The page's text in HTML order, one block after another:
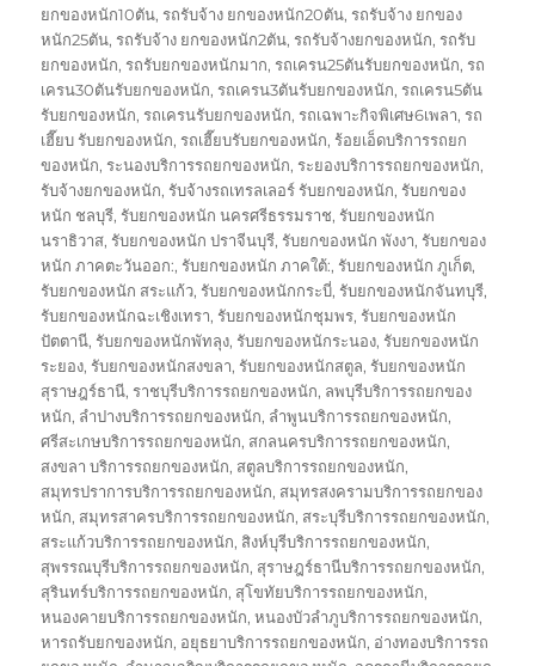
ยกของหนัก10ตัน,รถรับจ้าง ยกของหนัก20ตัน,รถรับจ้าง ยกของ
หนัก25ตัน,รถรับจ้าง ยกของหนัก2ตัน,รถรับจ้างยกของหนัก,รถรับ
ยกของหนัก,รถรับยกของหนักมาก,รถเครน25ตันรับยกของหนัก,รถ
เครน30ตันรับยกของหนัก,รถเครน3ตันรับยกของหนัก,รถเครน5ตัน
รับยกของหนัก,รถเครนรับยกของหนัก,รถเฉพาะกิจพิเศษ6เพลา,รถ
เฮี๊ยบ รับยกของหนัก,รถเฮี๊ยบรับยกของหนัก,ร้อยเอ็ดบริการรถยก
ของหนัก,ระนองบริการรถยกของหนัก,ระยองบริการรถยกของหนัก,
รับจ้างยกของหนัก,รับจ้างรถเทรลเลอร์ รับยกของหนัก,รับยกของ
หนัก ชลบุรี,รับยกของหนัก นครศรีธรรมราช,รับยกของหนัก
นราธิวาส,รับยกของหนัก ปราจีนบุรี,รับยกของหนัก พังงา,รับยกของ
หนัก ภาคตะวันออก:,รับยกของหนัก ภาคใต้:,รับยกของหนัก ภูเก็ต,
รับยกของหนัก สระแก้ว,รับยกของหนักกระบี่,รับยกของหนักจันทบุรี,
รับยกของหนักฉะเชิงเทรา,รับยกของหนักชุมพร,รับยกของหนัก
ปัตตานี,รับยกของหนักพัทลุง,รับยกของหนักระนอง,รับยกของหนัก
ระยอง,รับยกของหนักสงขลา,รับยกของหนักสตูล,รับยกของหนัก
สุราษฎร์ธานี,ราชบุรีบริการรถยกของหนัก, ลพบุรีบริการรถยกของ
หนัก, ลำปางบริการรถยกของหนัก, ลำพูนบริการรถยกของหนัก,
ศรีสะเกษบริการรถยกของหนัก, สกลนครบริการรถยกของหนัก,
สงขลา บริการรถยกของหนัก, สตูลบริการรถยกของหนัก,
สมุทรปราการบริการรถยกของหนัก, สมุทรสงครามบริการรถยกของ
หนัก, สมุทรสาครบริการรถยกของหนัก, สระบุรีบริการรถยกของหนัก,
สระแก้วบริการรถยกของหนัก, สิงห์บุรีบริการรถยกของหนัก,
สุพรรณบุรีบริการรถยกของหนัก, สุราษฎร์ธานีบริการรถยกของหนัก,
สุรินทร์บริการรถยกของหนัก, สุโขทัยบริการรถยกของหนัก,
หนองคายบริการรถยกของหนัก,หนองบัวลำภูบริการรถยกของหนัก,
หารถรับยกของหนัก, อยุธยาบริการรถยกของหนัก, อ่างทองบริการรถ